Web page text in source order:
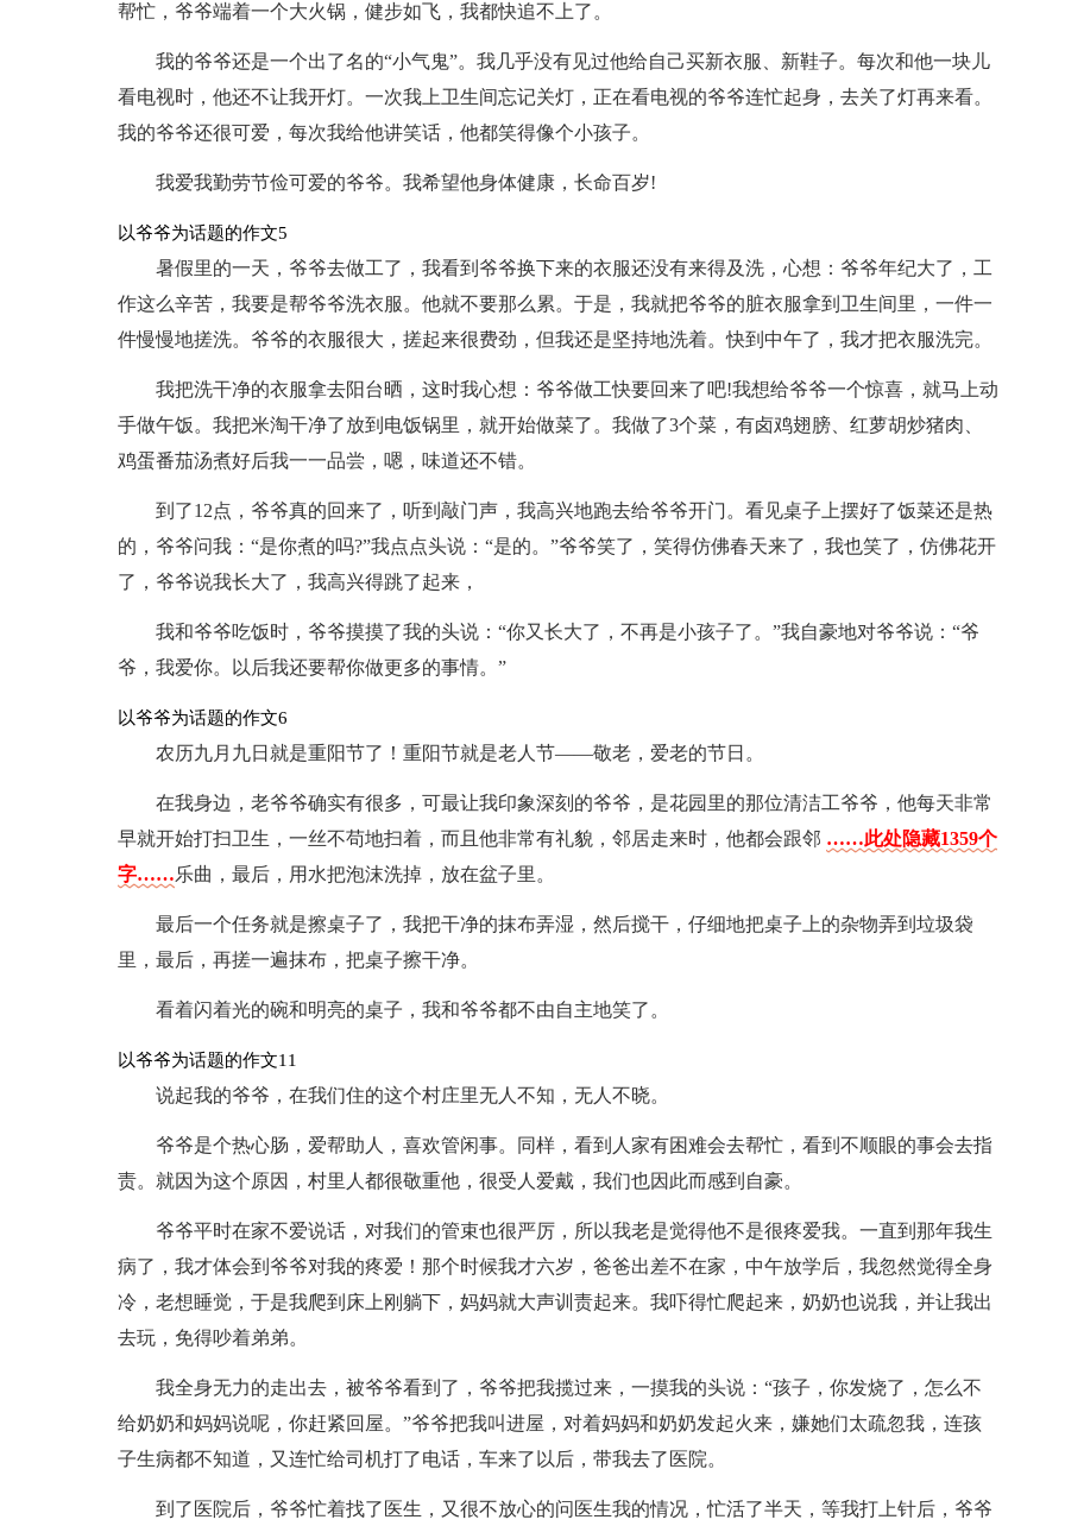
帮忙，爷爷端着一个大火锅，健步如飞，我都快追不上了。
我的爷爷还是一个出了名的“小气鬼”。我几乎没有见过他给自己买新衣服、新鞋子。每次和他一块儿
看电视时，他还不让我开灯。一次我上卫生间忘记关灯，正在看电视的爷爷连忙起身，去关了灯再来看。
我的爷爷还很可爱，每次我给他讲笑话，他都笑得像个小孩子。
我爱我勤劳节俭可爱的爷爷。我希望他身体健康，长命百岁!
以爷爷为话题的作文5
暑假里的一天，爷爷去做工了，我看到爷爷换下来的衣服还没有来得及洗，心想：爷爷年纪大了，工
作这么辛苦，我要是帮爷爷洗衣服。他就不要那么累。于是，我就把爷爷的脏衣服拿到卫生间里，一件一
件慢慢地搓洗。爷爷的衣服很大，搓起来很费劲，但我还是坚持地洗着。快到中午了，我才把衣服洗完。
我把洗干净的衣服拿去阳台晒，这时我心想：爷爷做工快要回来了吧!我想给爷爷一个惊喜，就马上动
手做午饭。我把米淘干净了放到电饭锅里，就开始做菜了。我做了3个菜，有卤鸡翅膀、红萝胡炒猪肉、
鸡蛋番茄汤煮好后我一一品尝，嗯，味道还不错。
到了12点，爷爷真的回来了，听到敲门声，我高兴地跑去给爷爷开门。看见桌子上摆好了饭菜还是热
的，爷爷问我：“是你煮的吗?”我点点头说：“是的。”爷爷笑了，笑得仿佛春天来了，我也笑了，仿佛花开
了，爷爷说我长大了，我高兴得跳了起来，
我和爷爷吃饭时，爷爷摸摸了我的头说：“你又长大了，不再是小孩子了。”我自豪地对爷爷说：“爷
爷，我爱你。以后我还要帮你做更多的事情。”
以爷爷为话题的作文6
农历九月九日就是重阳节了！重阳节就是老人节——敬老，爱老的节日。
在我身边，老爷爷确实有很多，可最让我印象深刻的爷爷，是花园里的那位清洁工爷爷，他每天非常
早就开始打扫卫生，一丝不苟地扫着，而且他非常有礼貌，邻居走来时，他都会跟邻 ……此处隐藏1359个
字……乐曲，最后，用水把泡沫洗掉，放在盆子里。
最后一个任务就是擦桌子了，我把干净的抹布弄湿，然后搅干，仔细地把桌子上的杂物弄到垃圾袋
里，最后，再搓一遍抹布，把桌子擦干净。
看着闪着光的碗和明亮的桌子，我和爷爷都不由自主地笑了。
以爷爷为话题的作文11
说起我的爷爷，在我们住的这个村庄里无人不知，无人不晓。
爷爷是个热心肠，爱帮助人，喜欢管闲事。同样，看到人家有困难会去帮忙，看到不顺眼的事会去指
责。就因为这个原因，村里人都很敬重他，很受人爱戴，我们也因此而感到自豪。
爷爷平时在家不爱说话，对我们的管束也很严厉，所以我老是觉得他不是很疼爱我。一直到那年我生
病了，我才体会到爷爷对我的疼爱！那个时候我才六岁，爸爸出差不在家，中午放学后，我忽然觉得全身
冷，老想睡觉，于是我爬到床上刚躺下，妈妈就大声训责起来。我吓得忙爬起来，奶奶也说我，并让我出
去玩，免得吵着弟弟。
我全身无力的走出去，被爷爷看到了，爷爷把我揽过来，一摸我的头说：“孩子，你发烧了，怎么不
给奶奶和妈妈说呢，你赶紧回屋。”爷爷把我叫进屋，对着妈妈和奶奶发起火来，嫌她们太疏忽我，连孩
子生病都不知道，又连忙给司机打了电话，车来了以后，带我去了医院。
到了医院后，爷爷忙着找了医生，又很不放心的问医生我的情况，忙活了半天，等我打上针后，爷爷